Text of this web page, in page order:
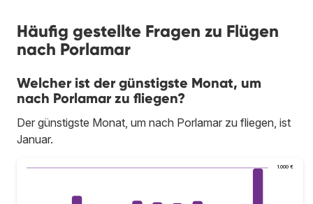
Häufig gestellte Fragen zu Flügen
nach Porlamar
Welcher ist der günstigste Monat, um
nach Porlamar zu fliegen?
Der günstigste Monat, um nach Porlamar zu fliegen, ist
Januar.
1.000 €